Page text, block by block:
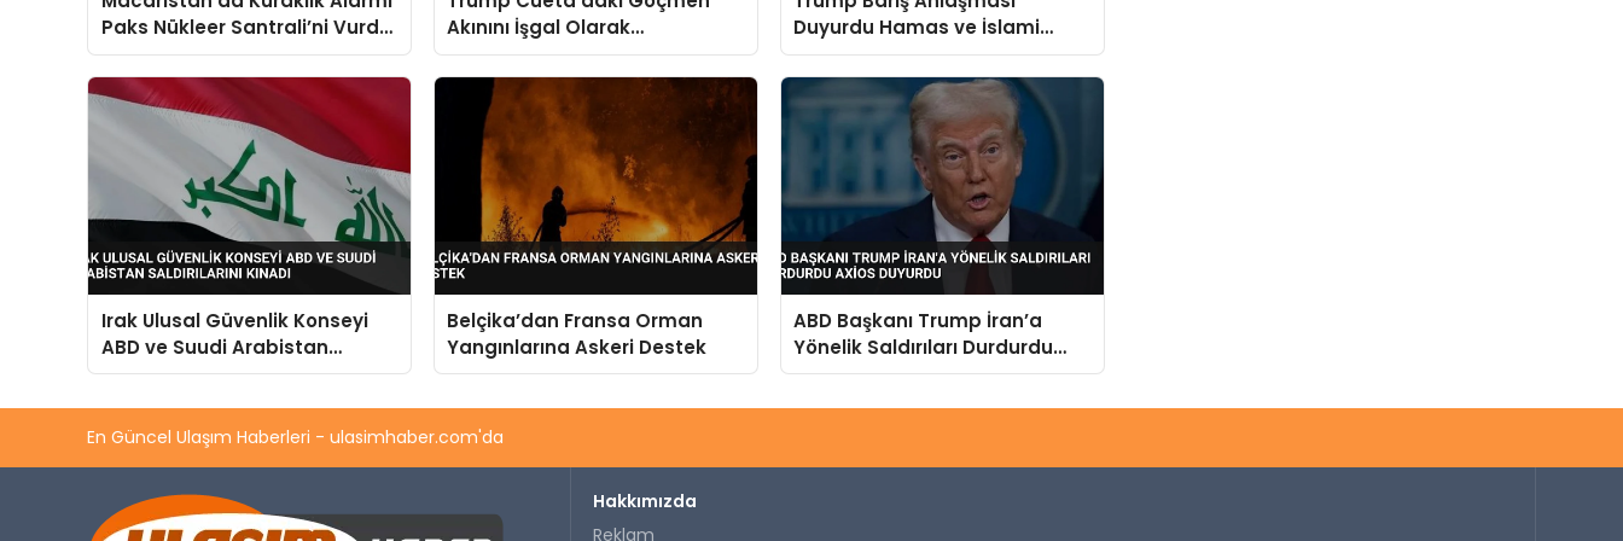
Paks Nükleer Santrali’ni Vurdu
Tuna Seviyesi Düşüşü Üretimi
Durdurdu
Akınını İşgal Olarak
Değerlendirdi ABD İçin Uyardı
Duyurdu Hamas ve İslami
Cihad’dan Yalanlama Geldi
Irak Ulusal Güvenlik Konseyi
ABD ve Suudi Arabistan
Saldırılarını Kınadı
Belçika’dan Fransa Orman
Yangınlarına Askeri Destek
ABD Başkanı Trump İran’a
Yönelik Saldırıları Durdurdu
Axios Duyurdu
En Güncel Ulaşım Haberleri - ulasimhaber.com'da
Hakkımızda
Reklam